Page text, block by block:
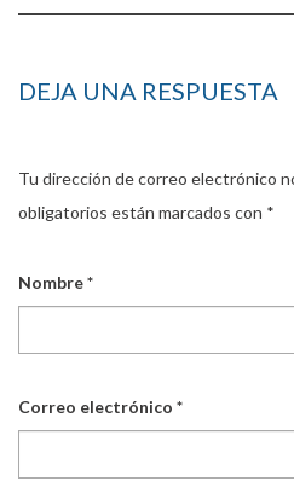
DEJA UNA RESPUESTA
Tu dirección de correo electrónico
obligatorios están marcados con *
Nombre*
Correo electrónico *